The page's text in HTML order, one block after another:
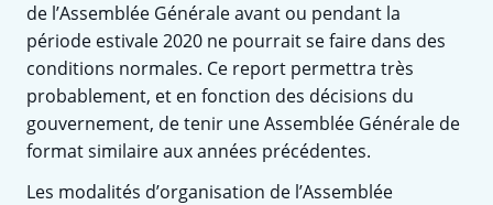
de l’Assemblée Générale avant ou pendant la
période estivale 2020 ne pourrait se faire dans des
conditions normales. Ce report permettra très
probablement, et en fonction des décisions du
gouvernement, de tenir une Assemblée Générale de
format similaire aux années précédentes.
Les modalités d’organisation de l’Assemblée